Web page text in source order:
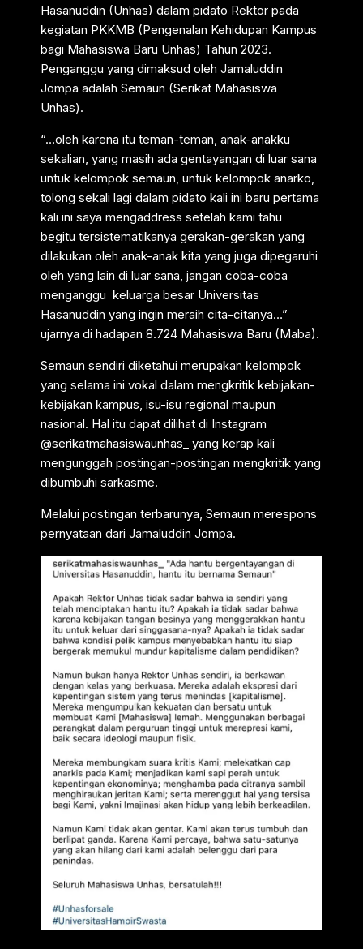
Hasanuddin (Unhas) dalam pidato Rektor pada
kegiatan PKKMB (Pengenalan Kehidupan Kampus
bagi Mahasiswa Baru Unhas) Tahun 2023.
Penganggu yang dimaksud oleh Jamaluddin
Jompa adalah Semaun (Serikat Mahasiswa
Unhas).
“…oleh karena itu teman-teman, anak-anakku
sekalian, yang masih ada gentayangan di luar sana
untuk kelompok semaun, untuk kelompok anarko,
tolong sekali lagi dalam pidato kali ini baru pertama
kali ini saya mengaddress setelah kami tahu
begitu tersistematikanya gerakan-gerakan yang
dilakukan oleh anak-anak kita yang juga dipegaruhi
oleh yang lain di luar sana, jangan coba-coba
menganggu keluarga besar Universitas
Hasanuddin yang ingin meraih cita-citanya…”
ujarnya di hadapan 8.724 Mahasiswa Baru (Maba).
Semaun sendiri diketahui merupakan kelompok
yang selama ini vokal dalam mengkritik kebijakan-
kebijakan kampus, isu-isu regional maupun
nasional. Hal itu dapat dilihat di Instagram
@serikatmahasiswaunhas_ yang kerap kali
mengunggah postingan-postingan mengkritik yang
dibumbuhi sarkasme.
Melalui postingan terbarunya, Semaun merespons
pernyataan dari Jamaluddin Jompa.